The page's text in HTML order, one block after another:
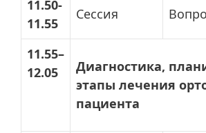
11.50-
11.55
Сессия
11.55–
12.05
Диагностика,
этапы лечения
пациента